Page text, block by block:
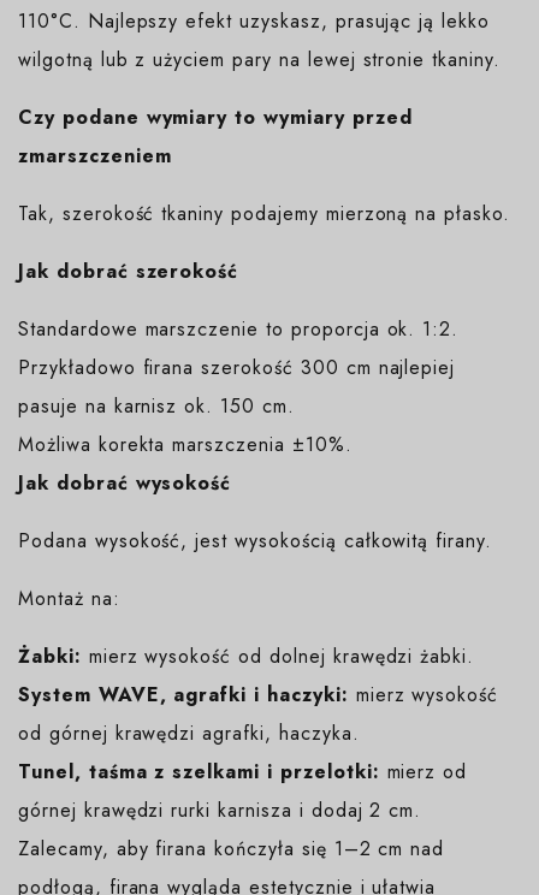
110°C. Najlepszy efekt uzyskasz, prasując ją lekko
wilgotną lub z użyciem pary na lewej stronie tkaniny.
Czy podane wymiary to wymiary przed
zmarszczeniem
Tak, szerokość tkaniny podajemy mierzoną na płasko.
Jak dobrać szerokość
Standardowe marszczenie to proporcja ok. 1:2.
Przykładowo firana szerokość 300 cm najlepiej
pasuje na karnisz ok. 150 cm.
Możliwa korekta marszczenia ±10%.
Jak dobrać wysokość
Podana wysokość, jest wysokością całkowitą firany.
Montaż na:
Żabki: mierz wysokość od dolnej krawędzi żabki.
System WAVE, agrafki i haczyki: mierz wysokość
od górnej krawędzi agrafki, haczyka.
Tunel, taśma z szelkami i przelotki: mierz od
górnej krawędzi rurki karnisza i dodaj 2 cm.
Zalecamy, aby firana kończyła się 1–2 cm nad
podłogą, firana wygląda estetycznie i ułatwia